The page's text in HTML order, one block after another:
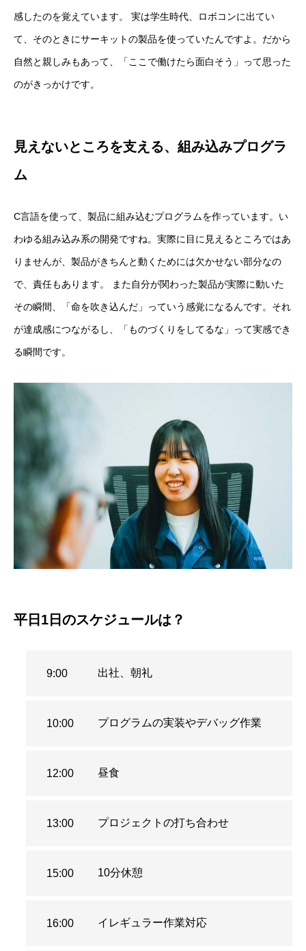
感したのを覚えています。 実は学生時代、ロボコンに出てい
て、そのときにサーキットの製品を使っていたんですよ。だから
自然と親しみもあって、「ここで働けたら面白そう」って思った
のがきっかけです。
見えないところを支える、組み込みプログラ
ム
C言語を使って、製品に組み込むプログラムを作っています。い
わゆる組み込み系の開発ですね。実際に目に見えるところではあ
りませんが、製品がきちんと動くためには欠かせない部分なの
で、責任もあります。 また自分が関わった製品が実際に動いた
その瞬間、「命を吹き込んだ」っていう感覚になるんです。それ
が達成感につながるし、「ものづくりをしてるな」って実感でき
る瞬間です。
平日1日のスケジュールは？
9:00 出社、朝礼
10:00 プログラムの実装やデバッグ作業
12:00 昼食
13:00 プロジェクトの打ち合わせ
15:00 10分休憩
16:00 イレギュラー作業対応